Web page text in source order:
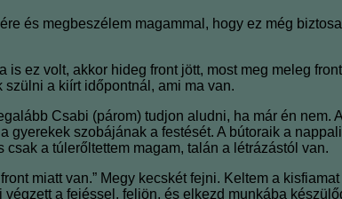
és megbeszélem magammal, hogy ez még
ez volt, akkor hideg front jött, most meg meleg
a kiírt időpontnál, ami ma van.
Csabi (párom) tudjon aludni, ha már én nem.
szobájának a festését. A bútoraik a
a túlerőltettem magam, talán a létrázástól van.
miatt van.” Megy kecskét fejni. Keltem a
a fejéssel, feljön, és elkezd munkába